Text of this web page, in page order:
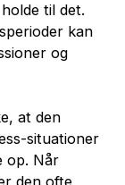
til det.
kan
og
at den
situationer
op. Når